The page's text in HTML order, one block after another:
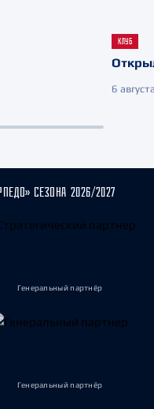
КЛУБ
6
СЕЗОНА 2026/2027
Генеральный партнёр
Генеральный партнёр